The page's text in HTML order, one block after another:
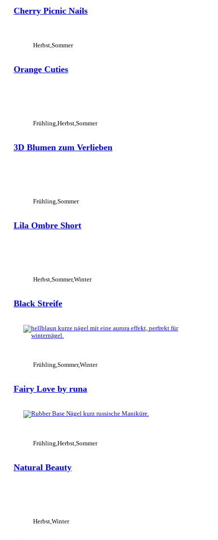
Cherry Picnic Nails
Herbst Sommer
Orange Cuties
Frühling Herbst Sommer
3D Blumen zum Verlieben
Frühling Sommer
Lila Ombre Short
Herbst Sommer Winter
Black Streife
View Large
Frühling Sommer Winter
Fairy Love by runa
View Large
Frühling Herbst Sommer
Natural Beauty
Herbst Winter